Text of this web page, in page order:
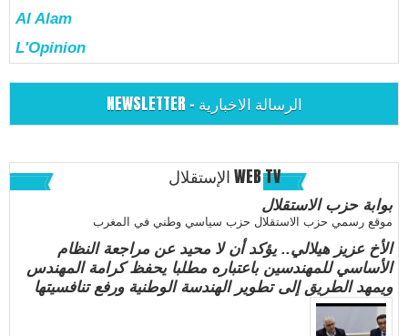
Al Alam
L'Opinion
NEWSLETTER - الرسالة الاخبارية
الإستقلال WEB TV
بوابة حزب الاستقلال
موقع رسمي حزب الاستقلال حزب سياسي وطني في المغرب
الأخ عزيز هيلالي.. يؤكد أن لا محيد عن مراجعة النظام
الأساسي للمهندسين باعتباره مطلبا يحفظ كرامة المهندس
ويمهد الطريق إلى تطوير الهندسة الوطنية ورفع تنافسيتها